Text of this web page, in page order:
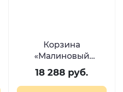
Корзина
«Малиновый
рассвет» с цветами,
Киндер Сюрприз и
18 288 руб.